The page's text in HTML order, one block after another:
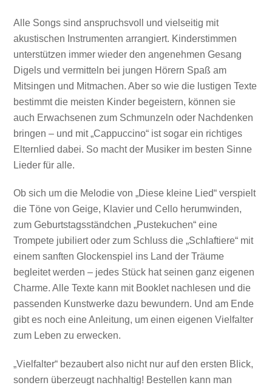
Alle Songs sind anspruchsvoll und vielseitig mit
akustischen Instrumenten arrangiert. Kinderstimmen
unterstützen immer wieder den angenehmen Gesang
Digels und vermitteln bei jungen Hörern Spaß am
Mitsingen und Mitmachen. Aber so wie die lustigen Texte
bestimmt die meisten Kinder begeistern, können sie
auch Erwachsenen zum Schmunzeln oder Nachdenken
bringen – und mit „Cappuccino“ ist sogar ein richtiges
Elternlied dabei. So macht der Musiker im besten Sinne
Lieder für alle.
Obsich um die Melodie von „Diese kleine Lied“ verspielt
die Töne von Geige, Klavier und Cello herumwinden,
zum Geburtstagsständchen „Pustekuchen“ eine
Trompete jubiliert oder zum Schluss die „Schlaftiere“ mit
einem sanften Glockenspiel ins Land der Träume
begleitet werden – jedes Stück hat seinen ganz eigenen
Charme. Alle Texte kann mit Booklet nachlesen und die
passenden Kunstwerke dazu bewundern. Und am Ende
gibt es nocheine Anleitung, um einen eigenen Vielfalter
zum Leben zu erwecken.
„Vielfalter“ bezaubert also nicht nur auf den ersten Blick,
sondern überzeugt nachhaltig! Bestellen kann man